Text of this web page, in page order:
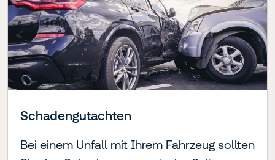
Schadengutachten
Bei einem Unfall mit Ihrem Fahrzeug sollten